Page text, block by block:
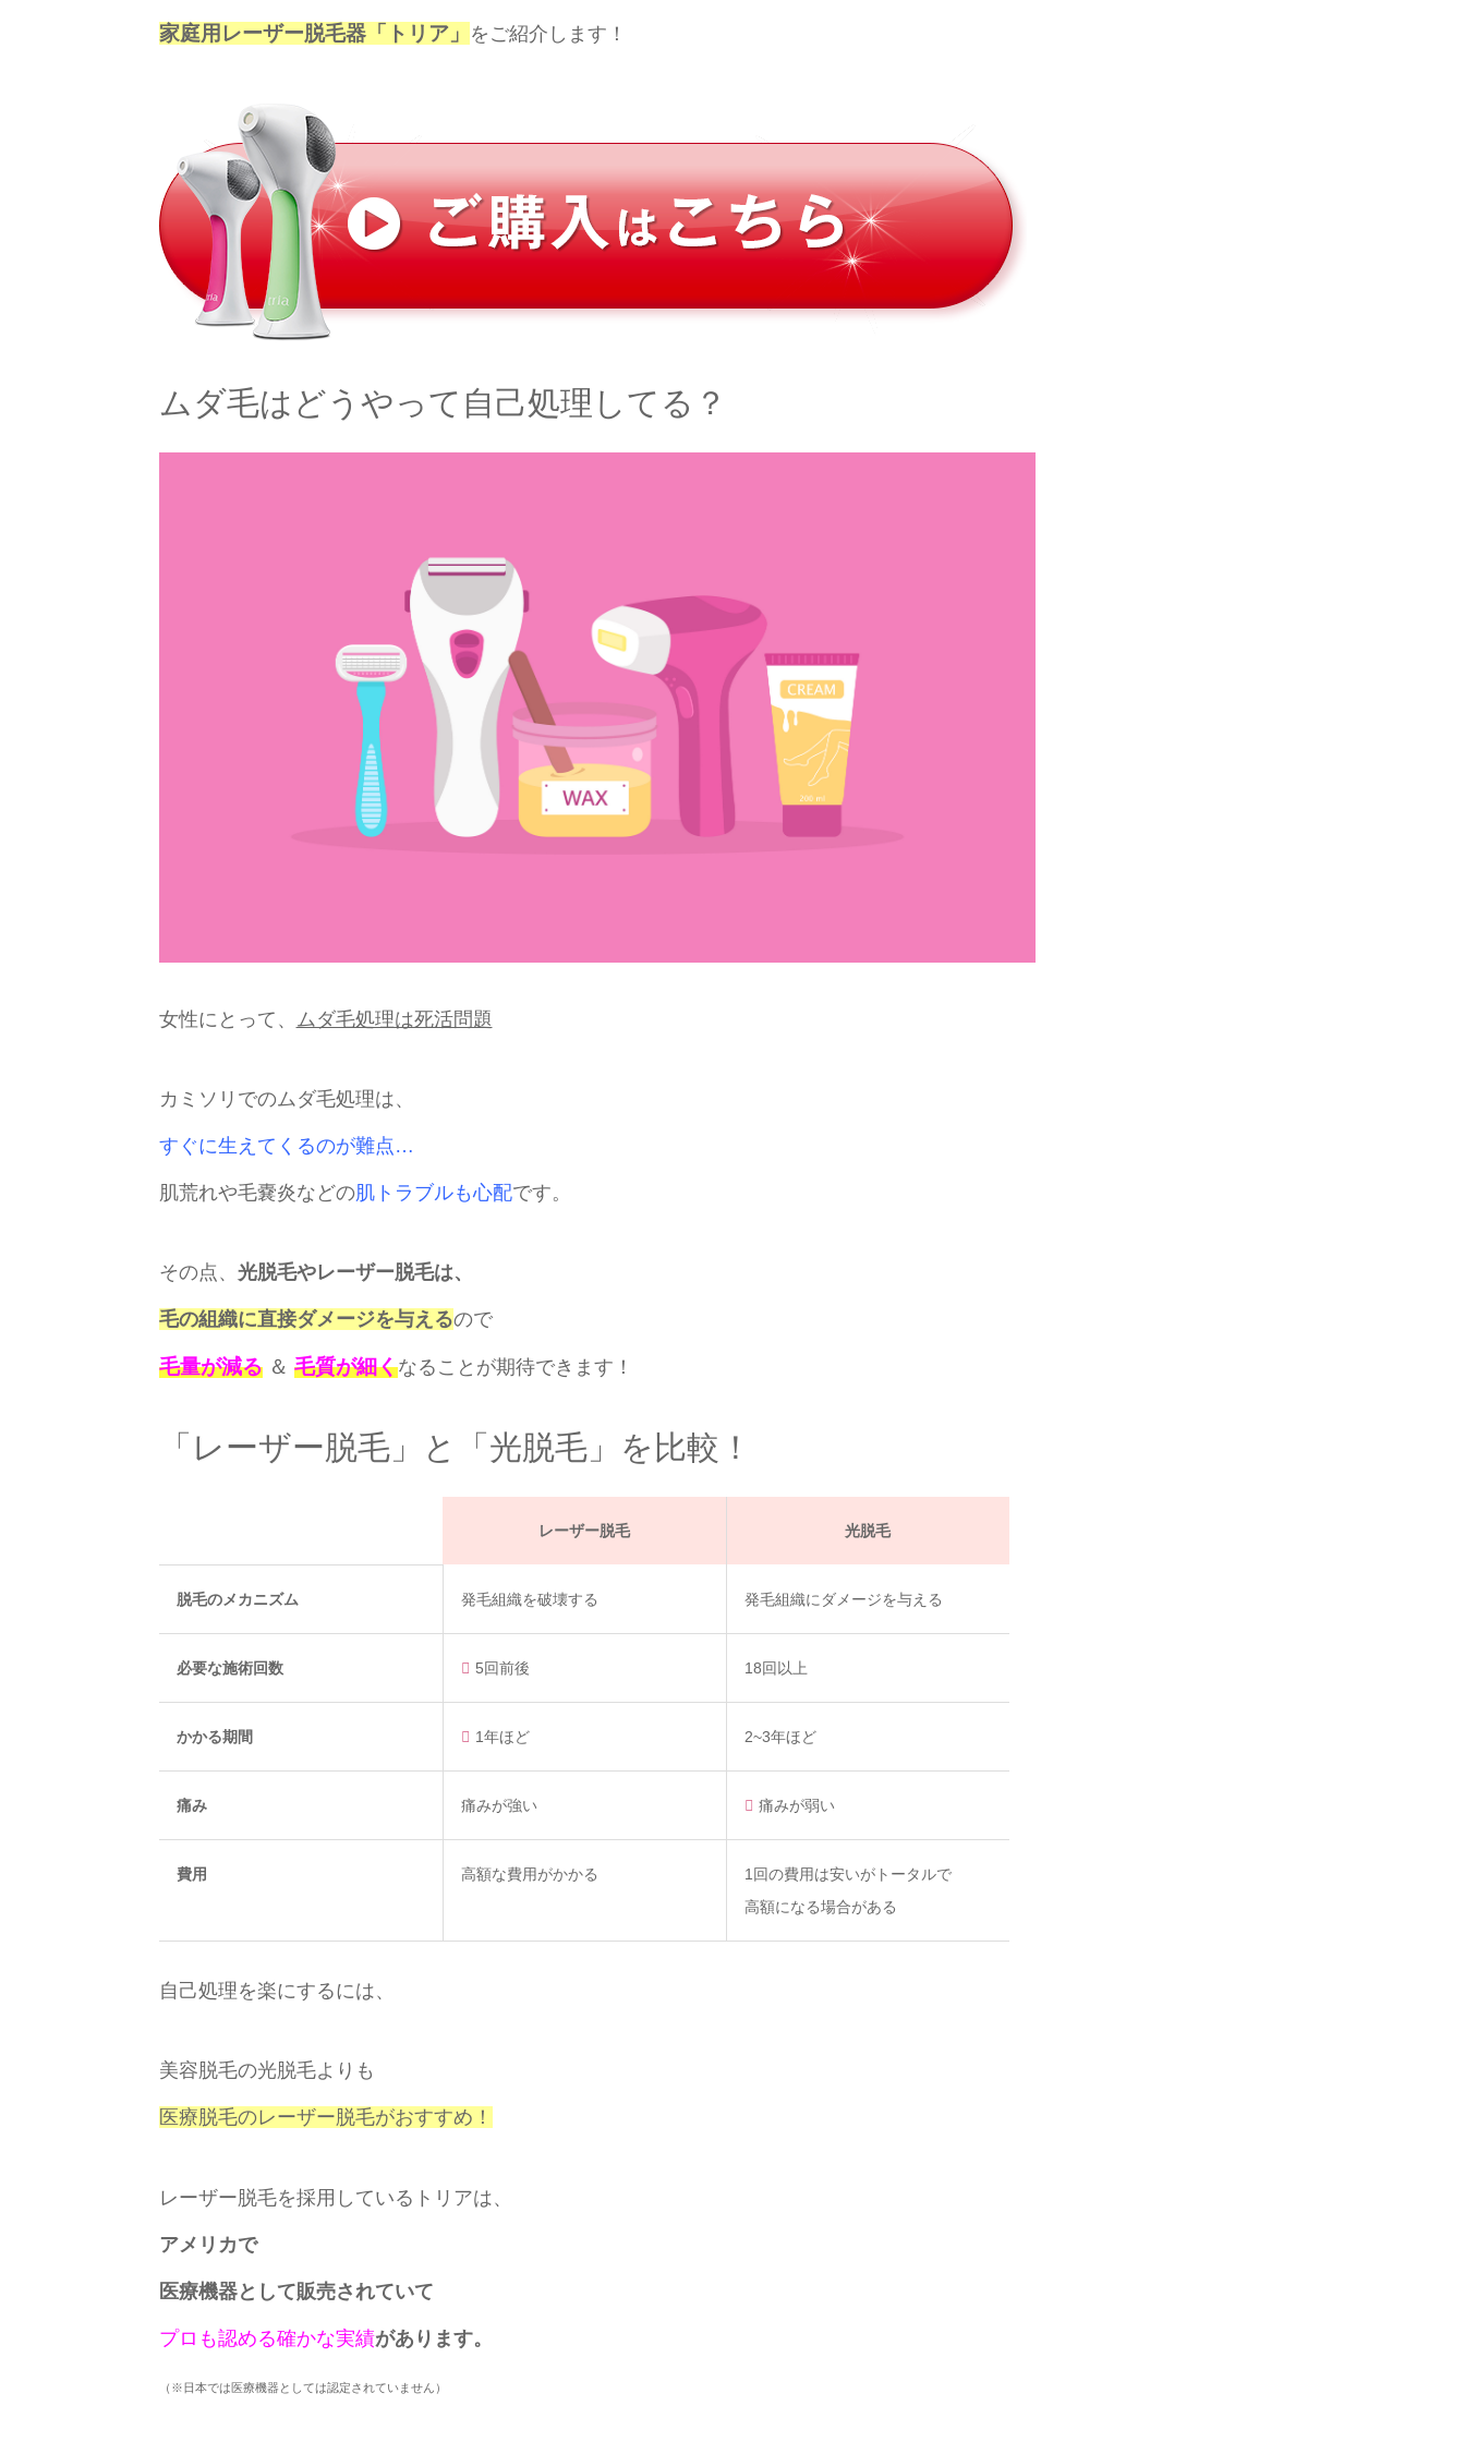
家庭用レーザー脱毛器「トリア」 をご紹介します！
ムダ毛はどうやって自己処理してる？
女性にとって、 ムダ毛処理は死活問題
カミソリでのムダ毛処理は、
すぐに生えてくるのが難点…
肌荒れや毛嚢炎などの肌トラブルも心配です。
その点、 光脱毛やレーザー脱毛は、
毛の組織に直接ダメージを与えるので
毛量が減る＆ 毛質が細くなることが期待できます！
「レーザー脱毛」と「光脱毛」を比較！
レーザー脱毛 光脱毛
脱毛のメカニズム 発毛組織を破壊する 発毛組織にダメージを与える
必要な施術回数 5回前後 18回以上
かかる期間 1年ほど 2~3年ほど
痛み 痛みが強い 痛みが弱い
費用 高額な費用がかかる
1回の費用は安いがトータルで
高額になる場合がある
自己処理を楽にするには、
美容脱毛の光脱毛よりも
医療脱毛のレーザー脱毛がおすすめ！
レーザー脱毛を採用している トリアは、
アメリカで
医療機器として販売されていて
プロも認める確かな実績があります。
（※日本では医療機器としては認定されていません）